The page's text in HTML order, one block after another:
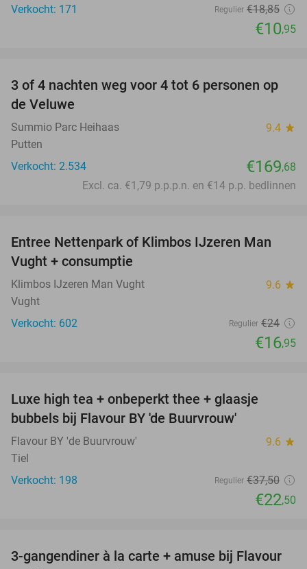
Verkocht: 171 Regulier €18,85
€10,95
3 of 4 nachten weg voor 4 tot 6 personen op
de Veluwe
Summio Parc Heihaas 9.4 star
Putten
Verkocht: 2.534
€169,68
Excl. ca. €1,79 p.p.p.n. en €14 p.p. bedlinnen
29%
Entree Nettenpark of Klimbos IJzeren Man
Vught + consumptie
Klimbos IJzeren Man Vught 9.6 star
Vught
Verkocht: 602
Regulier €24
€16,95
Luxe high tea + onbeperkt thee + glaasje
bubbels bij Flavour BY 'de Buurvrouw'
Flavour BY 'de Buurvrouw' 9.6 star
Tiel
Verkocht: 198
Regulier €37,50
€22,50
38%
3-gangendiner à la carte + amuse bij Flavour